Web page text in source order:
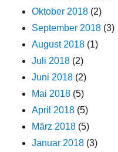
Oktober 2018 (2)
September 2018 (3)
August 2018 (1)
Juli 2018 (2)
Juni 2018 (2)
Mai 2018 (5)
April 2018 (5)
März 2018 (5)
Januar 2018 (3)